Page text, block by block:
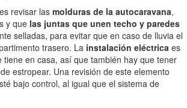
revisar las molduras de la autocaravana,
y que las juntas que unen techo y paredes
selladas, para evitar que en caso de lluvia el
trasero. La instalación eléctrica es
tiene en casa, así que también hay que tener
estropear. Una revisión de este elemento
bajo control, al igual que el sistema de